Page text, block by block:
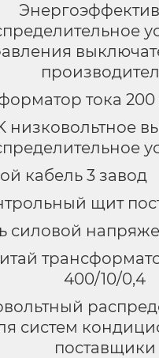
тока
низковольтное
кабель 3 завод
щит
силовой
400/10/0,4
систем
поставщики